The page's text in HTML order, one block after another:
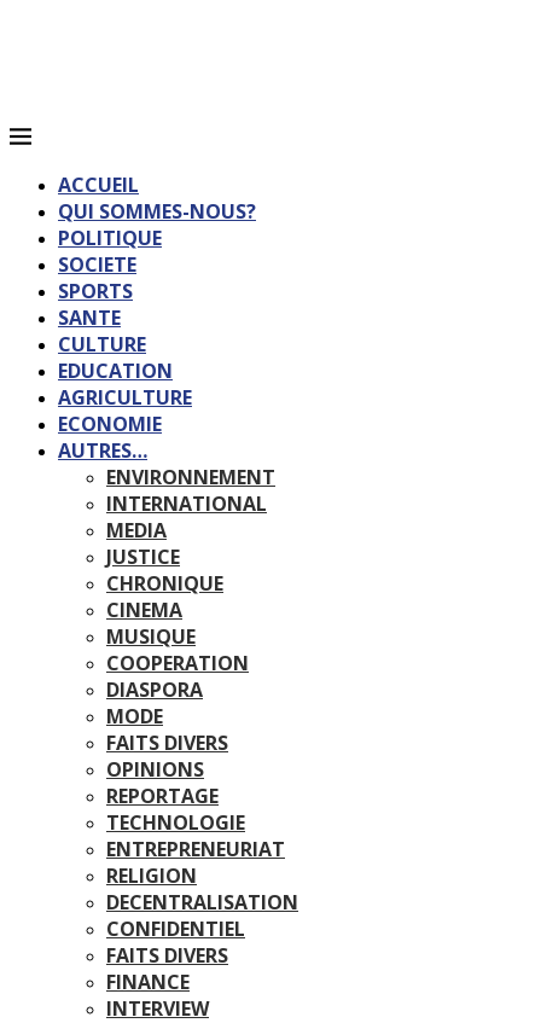
ACCUEIL
QUI SOMMES-NOUS?
POLITIQUE
SOCIETE
SPORTS
SANTE
CULTURE
EDUCATION
AGRICULTURE
ECONOMIE
AUTRES…
ENVIRONNEMENT
INTERNATIONAL
MEDIA
JUSTICE
CHRONIQUE
CINEMA
MUSIQUE
COOPERATION
DIASPORA
MODE
FAITS DIVERS
OPINIONS
REPORTAGE
TECHNOLOGIE
ENTREPRENEURIAT
RELIGION
DECENTRALISATION
CONFIDENTIEL
FAITS DIVERS
FINANCE
INTERVIEW